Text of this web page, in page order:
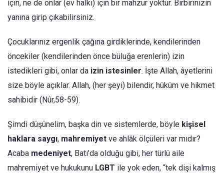
için, ne de onlar (ev halkı) için bir mahzur yoktur. Birbirinizin
yanına girip çıkabilirsiniz.
Çocuklarınız ergenlik çağına girdiklerinde, kendilerin­den
öncekiler (kendilerinden önce büluğa erenlerin) izin
istedikleri gibi, onlar da izin iste­sinler. İşte Allah, âyetlerini
size böyle açıklar. Allah, (her şeyi) bilendir, hüküm ve hikmet
sahibidir (Nûr,58-59).
Şimdi düşünelim, başka din ve sistemlerde, böyle kişisel
haklara saygı, mahremiyet ve ahlâk ölçüleri var mıdır?
Acaba medeniyet, Batı’da olduğu gibi, her türlü aile
mahremiyet ve hukukunu LGBT ile yok eden, “tek dişi kalmış